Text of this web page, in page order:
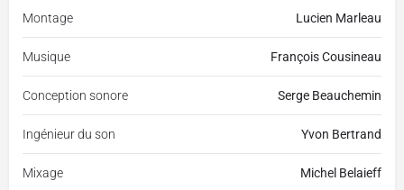
Montage Lucien Marleau
Musique François Cousineau
Conception sonore Serge Beauchemin
Ingénieur du son Yvon Bertrand
Mixage Michel Belaieff